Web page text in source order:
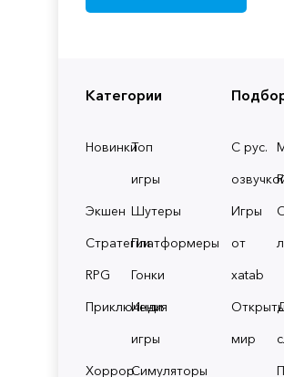
Категории
НовинкиТоп
игры
Экшен Шутеры
СтратегииПлатформеры
RPG
Гонки
Приключения
Инди
игры
ХоррорСимуляторы
С рус.
Игры
от
xatab
мир